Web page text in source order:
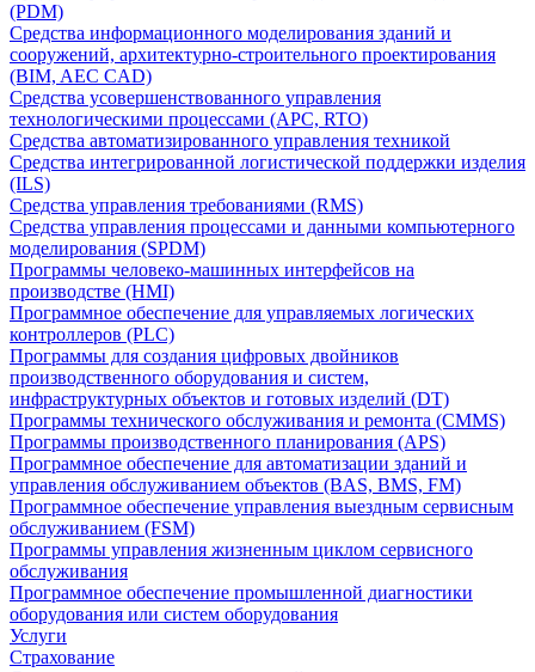
(PDM)
Средства информационного моделирования зданий и
сооружений, архитектурно-строительного проектирования
(BIM, AEC CAD)
Средства усовершенствованного управления
технологическими процессами (APC, RTO)
Средства автоматизированного управления техникой
Средства интегрированной логистической поддержки изделия
(ILS)
Средства управления требованиями (RMS)
Средства управления процессами и данными компьютерного
моделирования (SPDM)
Программы человеко-машинных интерфейсов на
производстве (HMI)
Программное обеспечение для управляемых логических
контроллеров (PLC)
Программы для создания цифровых двойников
производственного оборудования и систем,
инфраструктурных объектов и готовых изделий (DT)
Программы технического обслуживания и ремонта (CMMS)
Программы производственного планирования (APS)
Программное обеспечение для автоматизации зданий и
управления обслуживанием объектов (BAS, BMS, FM)
Программное обеспечение управления выездным сервисным
обслуживанием (FSM)
Программы управления жизненным циклом сервисного
обслуживания
Программное обеспечение промышленной диагностики
оборудования или систем оборудования
Услуги
Страхование